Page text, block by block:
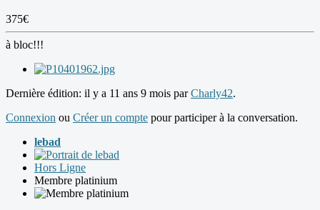
375€
à bloc!!!
Dernière édition: il y a 11 ans 9 mois parCharly42.
Connexion ou Créer un compte pour participer à la conversation.
lebad
Hors Ligne
Membre platinium